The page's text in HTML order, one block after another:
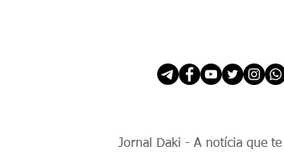
Jornal Daki - A notícia que te